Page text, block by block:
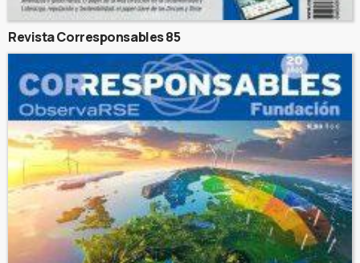
Revista Corresponsables 85